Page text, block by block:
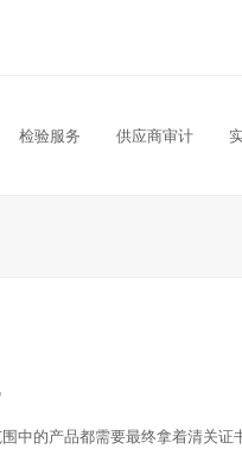
检验服务 供应商审计
中的产品都需要最终拿着清关证